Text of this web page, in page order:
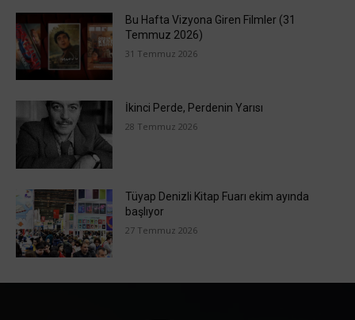
Bu Hafta Vizyona Giren Filmler (31
Temmuz 2026)
31 Temmuz 2026
İkinci Perde, Perdenin Yarısı
28 Temmuz 2026
Tüyap Denizli Kitap Fuarı ekim ayında
başlıyor
27 Temmuz 2026